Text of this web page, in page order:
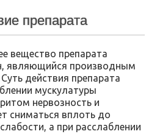
препарата
вещество препарата
являющийся производным
действия препарата
мускулатуры
нервозность и
сниматься вплоть до
а при расслаблении